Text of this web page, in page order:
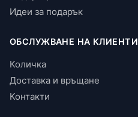
Идеи за подарък
ОБСЛУЖВАНЕ НА КЛИЕНТИ
Количка
Доставка и връщане
Контакти